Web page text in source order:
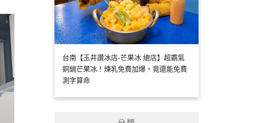
台南【玉井讚冰店-芒果冰 總店】超霸氣
銅鍋芒果冰！煉乳免費加爆，竟還能免費
測字算命